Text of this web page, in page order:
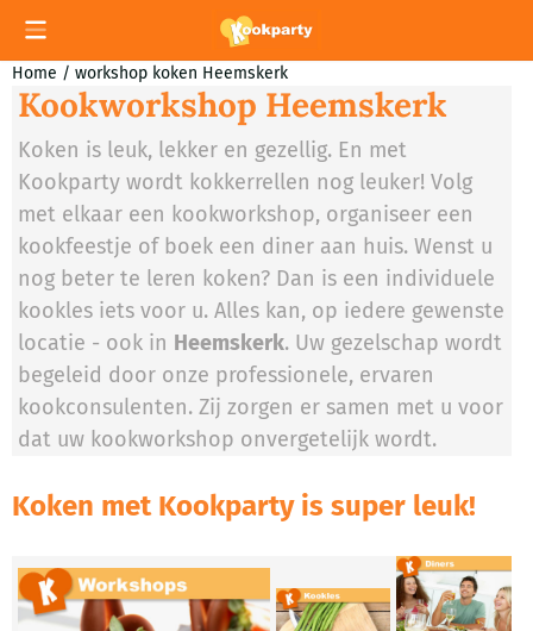
Cookievoorkeuren zijn momenteel gesloten.
Home / workshop koken Heemskerk
Kookworkshop Heemskerk
Koken is leuk, lekker en gezellig. En met
Kookparty wordt kokkerrellen nog leuker! Volg
met elkaar een kookworkshop, organiseer een
kookfeestje of boek een diner aan huis. Wenst u
nog beter te leren koken? Dan is een individuele
kookles iets voor u. Alles kan, op iedere gewenste
locatie - ook in Heemskerk. Uw gezelschap wordt
begeleid door onze professionele, ervaren
kookconsulenten. Zij zorgen er samen met u voor
dat uw kookworkshop onvergetelijk wordt.
Koken met Kookparty is super leuk!